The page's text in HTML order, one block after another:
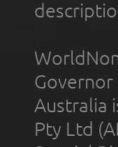
Governor
Australia
Pty Ltd